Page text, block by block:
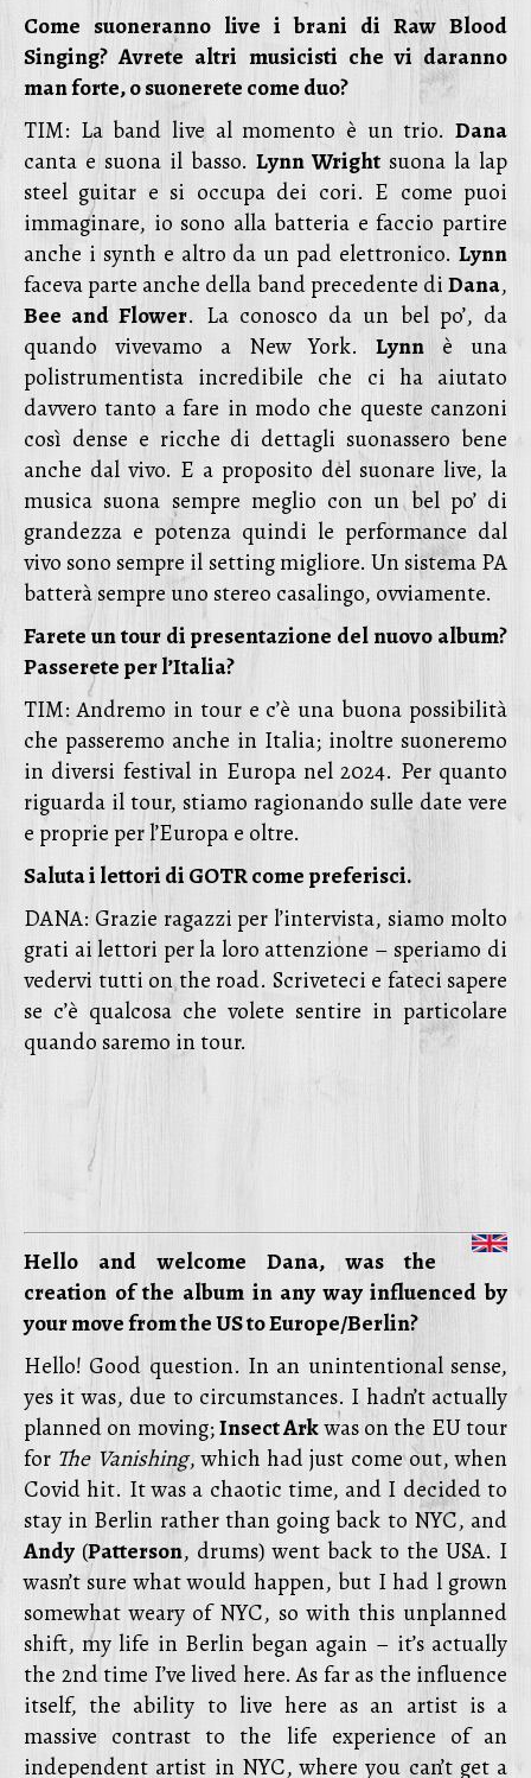
Come suoneranno live i brani di Raw Blood
Singing? Avrete altri musicisti che vi daranno
man forte, o suonerete come duo?
TIM: La band live al momento è un trio. Dana
canta e suona il basso. Lynn Wright suona la lap
steel guitar e si occupa dei cori. E come puoi
immaginare, io sono alla batteria e faccio partire
anche i synth e altro da un pad elettronico. Lynn
faceva parte anche della band precedente diDana,
Bee and Flower. La conosco da un bel po’, da
quando vivevamo a New York.Lynn è una
polistrumentista incredibile che ci ha aiutato
davvero tanto a fare in modo che queste canzoni
così dense e ricche di dettagli suonassero bene
anche dal vivo. E a proposito del suonare live, la
musica suona sempre meglio con un bel po’ di
grandezza e potenza quindi le performance dal
vivo sono sempre il setting migliore. Un sistema PA
batterà sempre uno stereo casalingo, ovviamente.
Farete un tour di presentazione del nuovo album?
Passerete per l’Italia?
TIM: Andremo in tour e c’è una buona possibilità
che passeremo anche in Italia; inoltre suoneremo
in diversi festival in Europa nel 2024. Per quanto
riguarda il tour, stiamo ragionando sulle date vere
e proprie per l’Europa e oltre.
Saluta i lettori di GOTR come preferisci.
DANA: Grazie ragazzi per l’intervista, siamo molto
grati ai lettori per la loro attenzione – speriamo di
vedervi tutti on the road. Scriveteci e fateci sapere
se c’è qualcosa che volete sentire in particolare
quando saremo in tour.
Hello and welcome Dana, was the
creation of the album in any way influenced by
your move from the US to Europe/Berlin?
Hello! Good question. In an unintentional sense,
yes it was, due to circumstances. I hadn’t actually
planned on moving;Insect Arkwas on the EU tour
for The Vanishing, which had just come out, when
Covid hit. It was a chaotic time, and I decided to
stay in Berlin rather than going back to NYC, and
Andy (Patterson, drums) went back to the USA. I
wasn’t sure what would happen, but I had l grown
somewhat weary of NYC, so with this unplanned
shift, my life in Berlin began again – it’s actually
the 2nd time I’ve lived here. As far as the influence
itself, the ability to live here as an artist is a
massive contrast to the life experience of an
independent artist in NYC, where you can’t get a